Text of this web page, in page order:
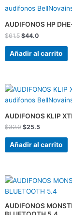
AUDIFONOS HP
$61.5
original
$61.5.
$44.0
actual
$44.0.
Añadir al carrito
AUDIFONOS KLIP
$32.0
El
original
$32.0.
$25.5
El
precio
actual
$25.5.
Añadir al carrito
AUDIFONOS
El
original
$35.0.
El
actual
$27.0.